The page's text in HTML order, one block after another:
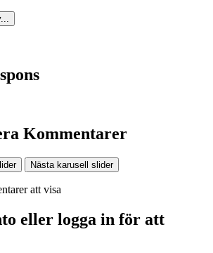
Kommentarer
Nästa karusell slider
att visa
eller logga in för att